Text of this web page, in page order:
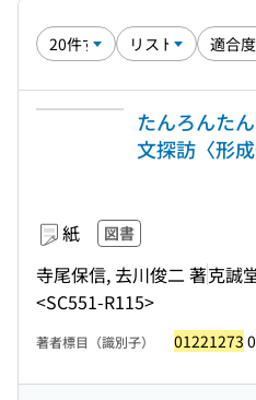
たんろんた
文探訪〈形成
紙 図書
寺尾保信, 去川俊二 著克誠
<SC551-R115>
著者標目（識別子） 01221273